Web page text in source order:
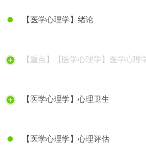
【医学心理学】绪论
【重点】【医学心理学】医学心理
【医学心理学】心理卫生
【医学心理学】心理评估